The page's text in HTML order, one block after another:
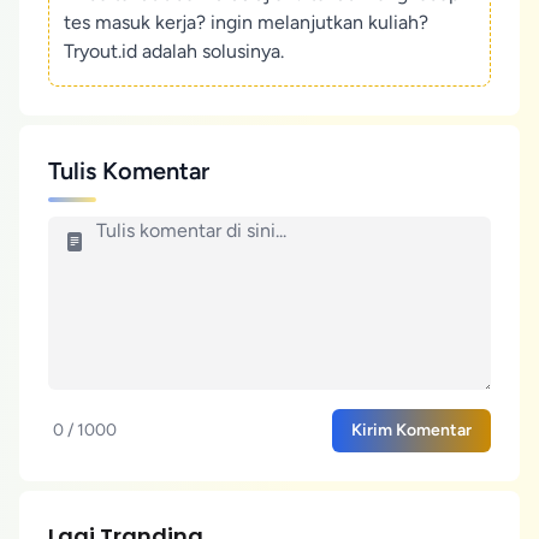
tes masuk kerja? ingin melanjutkan kuliah?
Tryout.id adalah solusinya.
Tulis Komentar
0 / 1000 Kirim Komentar